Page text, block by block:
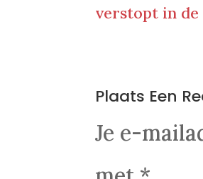
verstopt in de
Plaats Een
Je e-